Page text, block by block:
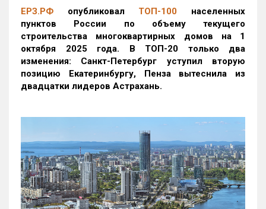
ЕРЗ.РФ опубликовал ТОП-100 населенных
пунктов России по объему текущего
строительства многоквартирных домов на 1
октября 2025 года. В ТОП-20 только два
изменения: Санкт-Петербург уступил вторую
позицию Екатеринбургу, Пенза вытеснила из
двадцатки лидеров Астрахань.